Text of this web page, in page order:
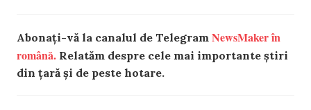
Abonați-vă la canalul de Telegram NewsMaker în
română. Relatăm despre cele mai importante știri
din țară și de peste hotare.